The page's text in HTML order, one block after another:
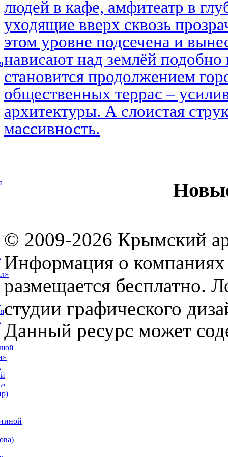
людей в кафе, амфитеатр в
уходящие вверх сквозь
этом уровне подсечена и
нависают над землёй
становится продолжением
общественных террас –
архитектуры. А слоистая
массивность.
© 2009-2026 Крымский
Информация о компаниях
размещается бесплатно.
студии графического
Данный ресурс может